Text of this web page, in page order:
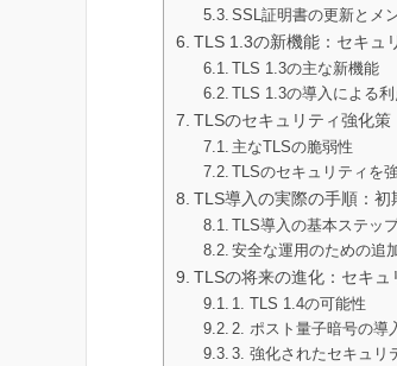
SSL証明書の更新とメ
TLS 1.3の新機能：セキュ
TLS 1.3の主な新機能
TLS 1.3の導入による利
TLSのセキュリティ強化
主なTLSの脆弱性
TLSのセキュリティを
TLS導入の実際の手順：
TLS導入の基本ステッ
安全な運用のための追
TLSの将来の進化：セキ
1. TLS 1.4の可能性
2. ポスト量子暗号の導
3. 強化されたセキュリ